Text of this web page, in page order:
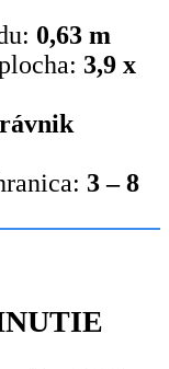
0,63 m
3,9 x
3 – 8